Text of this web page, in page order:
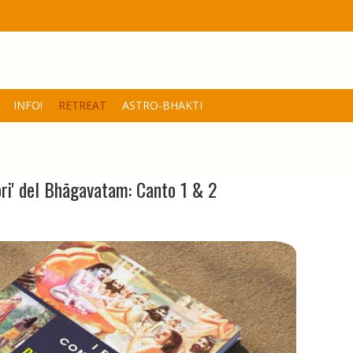
INFO! RETREAT ASTRO-BHAKTI
| BhaktiPlus
del Bhāgavatam: Canto 1 & 2